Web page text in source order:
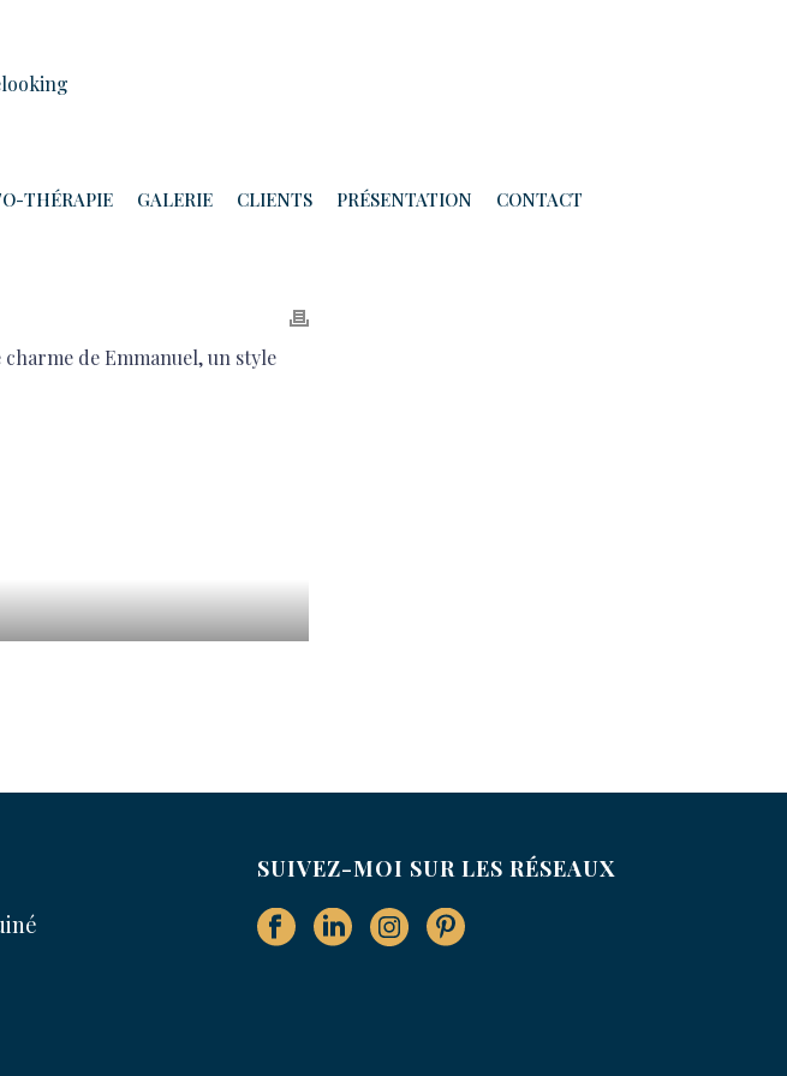
THÉRAPIE GALERIE CLIENTS PRÉSENTATION CONTACT
de Emmanuel, un style
SUIVEZ-MOI SUR LES RÉSEAUX